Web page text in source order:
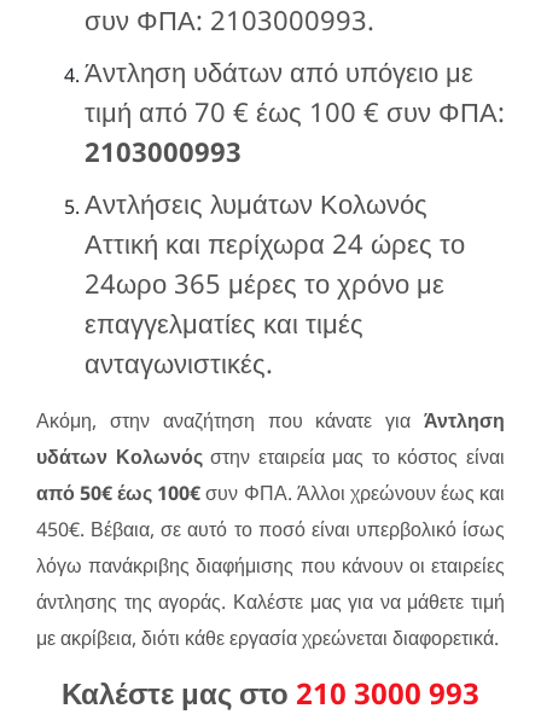
συν ΦΠΑ: 2103000993.
Άντληση υδάτων από υπόγειο με
τιμή από 70 € έως 100 € συν ΦΠΑ:
2103000993
Αντλήσεις λυμάτων Κολωνός
Αττική και περίχωρα 24 ώρες το
24ωρο 365 μέρες το χρόνο με
επαγγελματίες και τιμές
ανταγωνιστικές.
Ακόμη, στην αναζήτηση που κάνατε για Άντληση
υδάτων Κολωνόςστην εταιρεία μας το κόστος είναι
από 50€ έως 100€συν ΦΠΑ. Άλλοι χρεώνουν έως και
450€. Βέβαια, σε αυτό το ποσό είναι υπερβολικό ίσως
λόγω πανάκριβης διαφήμισης που κάνουν οι εταιρείες
άντλησης της αγοράς. Καλέστε μας για να μάθετε τιμή
με ακρίβεια, διότι κάθε εργασία χρεώνεται διαφορετικά.
Καλέστε μας στο 210 3000 993